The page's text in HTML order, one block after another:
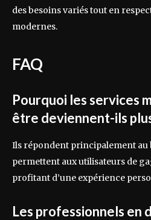
des besoins variés tout en
modernes.
FAQ
Pourquoi les services
être deviennent-ils
Ils répondent principalement au
permettent aux utilisateurs de
profitant d’une expérience
Les professionnels en